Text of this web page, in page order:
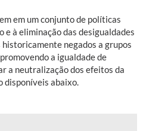
em um conjunto de políticas
e à eliminação das desigualdades
negados a grupos
a igualdade de
a neutralização dos efeitos da
disponíveis abaixo.